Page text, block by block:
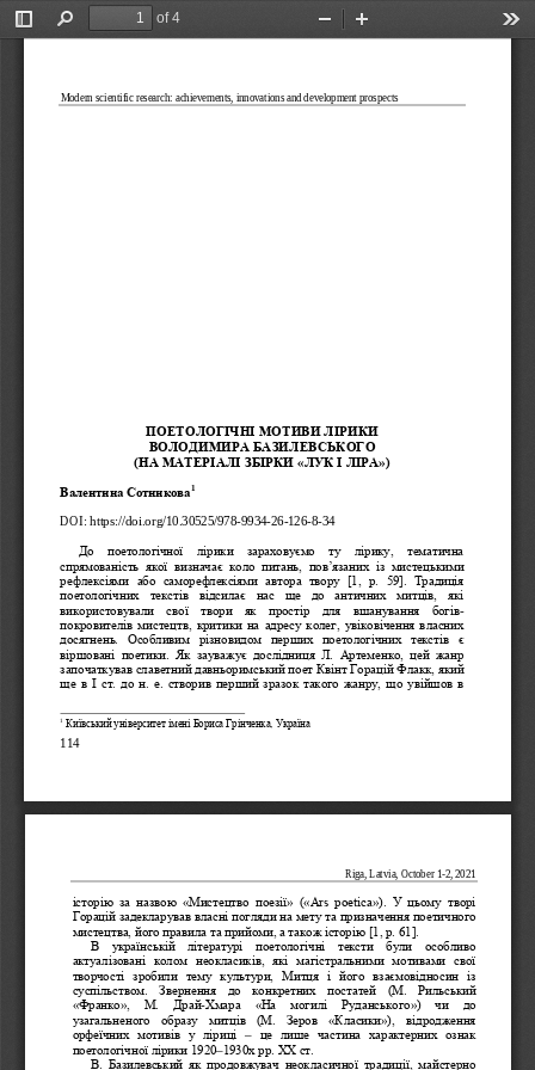
Toggle
Find
of 4
Zoom
Modern scientific research: achievements, innovations and development prospects
114
ПОЕТОЛОГІЧНІ МОТИВИ ЛІРИКИ
ВОЛОДИМИРА БАЗИЛЕВСЬКОГО
(НА МАТЕРІАЛІ ЗБІРКИ «ЛУК І ЛІРА»)
Валентина Сотникова1
DOI:  https://doi.org/10.30525/978- 9934- 26- 126-8- 34
До  поетологічної  лірики  зараховуємо  ту  лірику,  тематична
спрямованість  якої  визначає  коло  питань,  пов’язаних  із  мистецькими
рефлексіями  або  саморефлексіями  автора  твору  [1,  p.  59].  Традиція
поетологічних  текстів  відсилає  нас  ще  до  античних  митців,  які
вико   ристовували  свої  твори  як  простір  для  вшанування  богів
-
покровителів мистецтв, критики на адресу колег, увіковічення власних
досягнень.  Особливим  різновидом  перших  поетологічних  текстів  є
віршовані  поетики.  Як  зауважує  дослідниця  Л.  Артеменко,  цей  жанр
започаткував славетний давньоримський поет Квінт Горацій Флакк, який
ще в І ст. до н. е. створив перший зразок такого жанру, що увійшов в
1 Київський університет імені Бориса Грінченка, Україна
Riga, Latvia, October 1 -2, 20  21
історію  за  назвою  «Мистецтво  поезії»  («Ars  poetica»).  У  цьому  творі
Горацій задекларував власні погляди на мету та призначення поетичного
мистецтва, його правила та прийоми, а також історію [1, p. 61].
В  українській  літературі  поетологічні  тексти  були  особливо
актуалізовані  колом  неокласиків,  які  магістральними  мотивами  свої
творчості  зробили  тему  культури,  Митця  і  його  взаємовідносин  із
суспільством.  Звернення  до  конкретних  постатей  (М.  Рильський
«Франко»,   М.   Драй-Хмара   «На   могилі   Руданського»)   чи   до
узагальненого  образу  митців  (М.  Зеров  «Класики»),  відродження
орфеїчних  мотивів  у  ліриці
це  лише  частина  характерних  ознак
поетологічної лірики 1920– 1930х рр. ХХ ст.
В.  Базилевський  як  продовжувач  неокласичної  традиції,  майстерно